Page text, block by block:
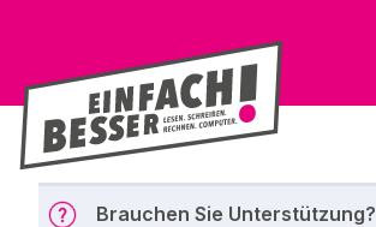
Brauchen Sie Unterstützung?